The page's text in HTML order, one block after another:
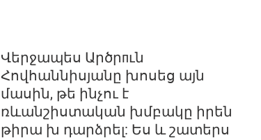
Վերջապես Արծրпւն
Հովհաննիսյանը խոսեց այն
մասին, թե ինչու է
ռևանշիստական խմբակը իրեն
թիրա խ դարձրել: Ես և շատերս